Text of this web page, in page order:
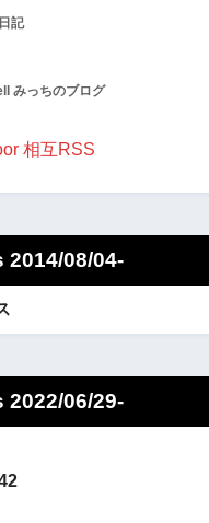
記
みっちのブログ
相互RSS
08/04-
06/29-